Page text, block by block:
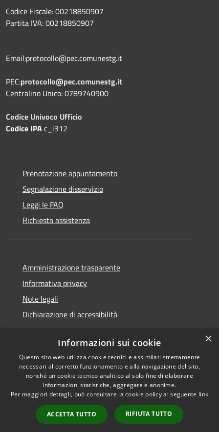
Codice Fiscale: 00218850907
Partita IVA: 00218850907
Email:protocollo@pec.comunestg.it
PEC:protocollo@pec.comunestg.it
Centralino Unico: 0789740900
Codice Univoco Ufficio
Codice IPAc_i312
Prenotazione appuntamento
Segnalazione disservizio
Leggi le FAQ
Richiesta assistenza
Amministrazione trasparente
Informativa privacy
Note legali
Dichiarazione di accessibilità
RSS
Accessibilità
Cookie
Mappa del sito
WebMail
Copyright © 2026 • Comune di
Santa Teresa Gallura •
Powered byMunicipium
Accesso redazione
×
Informazioni sui cookie
Questo sito web utilizza cookie tecnici e assimilati strettamente
necessari al corretto funzionamento e alla navigazione del sito,
nonché un cookie tecnico analitico al solo fine di elaborare
informazioni statistiche, aggregate e anonime.
Per maggiori dettagli, può consultare la cookie policy al seguente link
ACCETTA TUTTO RIFIUTA TUTTO